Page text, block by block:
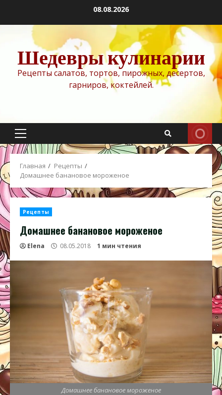
содержимому
08.08.2026
Шедевры кулинарии
Рецепты салатов, тортов, пирожных, десертов,
гарниров, коктейлей.
Основное
меню
Главная
Рецепты
Домашнее банановое мороженое
Рецепты
Домашнее банановое мороженое
Elena 08.05.2018 1 мин чтения
Домашнее банановое мороженое